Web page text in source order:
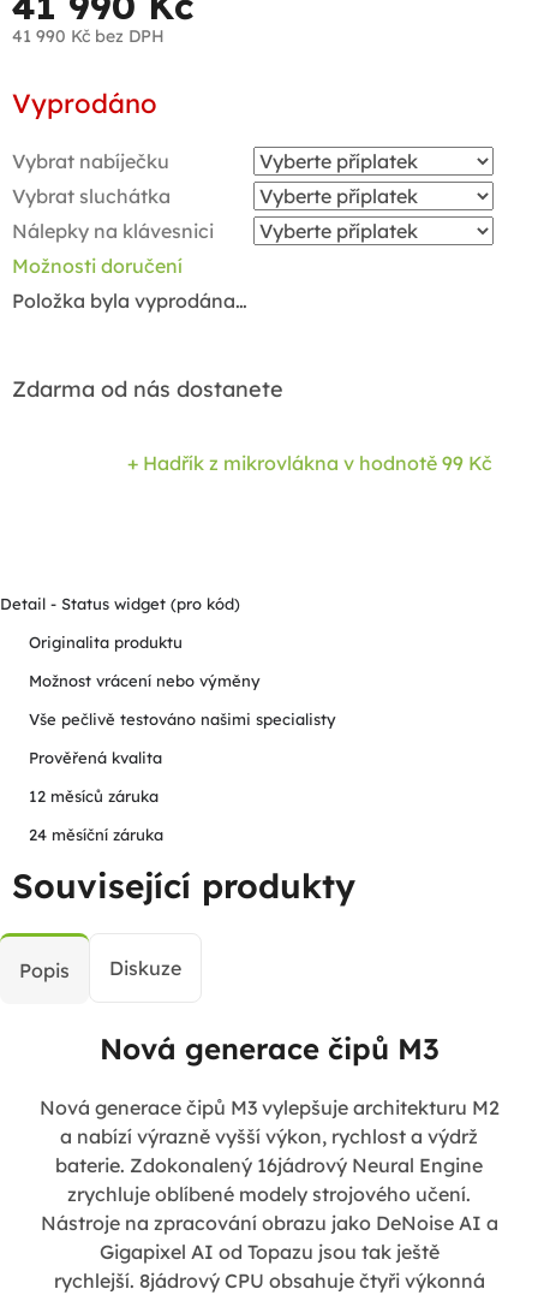
41 990 Kč bez DPH
cena:
Vyprodáno
Vybrat nabíječku
Vybrat sluchátka
Nálepky na klávesnici
Možnosti doručení
Položka byla vyprodána…
Zdarma od nás dostanete
+ Hadřík z mikrovlákna v hodnotě 99 Kč
Detail - Status widget (pro kód)
Originalita produktu
Možnost vrácení nebo výměny
Vše pečlivě testováno našimi specialisty
Prověřená kvalita
12 měsíců záruka
24 měsíční záruka
Související produkty
Popis Diskuze
Nová generace čipů M3
Nová generace čipů M3 vylepšuje architekturu M2
a nabízí výrazně vyšší výkon, rychlost a výdrž
baterie. Zdokonalený 16jádrový Neural Engine
zrychluje oblíbené modely strojového učení.
Nástroje na zpracování obrazu jako DeNoise AI a
Gigapixel AI od Topazu jsou tak ještě
rychlejší. 8jádrový CPU obsahuje čtyři výkonná